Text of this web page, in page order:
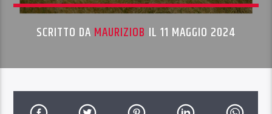
SCRITTO DA MAURIZIOB IL 11 MAGGIO 2024